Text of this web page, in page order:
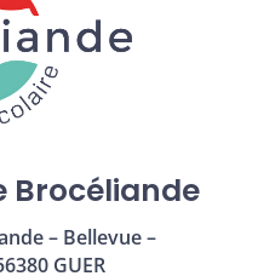
Brocéliande
– Bellevue –
GUER